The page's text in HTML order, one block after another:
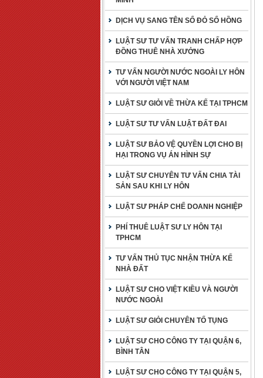
DỊCH VỤ SANG TÊN SỔ ĐỎ SỔ HỒNG
LUẬT SƯ TƯ VẤN TRANH CHẤP HỢP
ĐỒNG THUÊ NHÀ XƯỞNG
TƯ VẤN NGƯỜI NƯỚC NGOÀI LY HÔN
VỚI NGƯỜI VIỆT NAM
LUẬT SƯ GIỎI VỀ THỪA KẾ TẠI TPHCM
LUẬT SƯ TƯ VẤN LUẬT ĐẤT ĐAI
LUẬT SƯ BẢO VỆ QUYỀN LỢI CHO BỊ
HẠI TRONG VỤ ÁN HÌNH SỰ
LUẬT SƯ CHUYÊN TƯ VẤN CHIA TÀI
SẢN SAU KHI LY HÔN
LUẬT SƯ PHÁP CHẾ DOANH NGHIỆP
PHÍ THUÊ LUẬT SƯ LY HÔN TẠI
TPHCM
TƯ VẤN THỦ TỤC NHẬN THỪA KẾ
NHÀ ĐẤT
LUẬT SƯ CHO VIỆT KIỀU VÀ NGƯỜI
NƯỚC NGOÀI
LUẬT SƯ GIỎI CHUYÊN TỐ TỤNG
LUẬT SƯ CHO CÔNG TY TẠI QUẬN 6,
BÌNH TÂN
LUẬT SƯ CHO CÔNG TY TẠI QUẬN 5,